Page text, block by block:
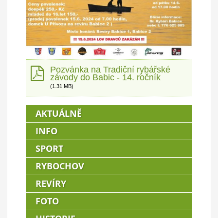
Pozvánka na Tradiční rybářské
závody do Babic - 14. ročník
(1.31 MB)
AKTUÁLNĚ
INFO
SPORT
RYBOCHOV
REVÍRY
FOTO